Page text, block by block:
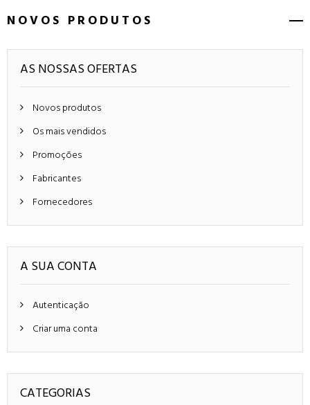
NOVOS PRODUTOS
AS NOSSAS OFERTAS
Novos produtos
Os mais vendidos
Promoções
Fabricantes
Fornecedores
A SUA CONTA
Autenticação
Criar uma conta
CATEGORIAS